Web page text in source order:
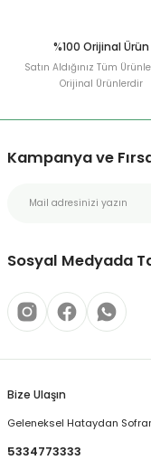
%100 Orijinal Ürün
Satın Aldığınız Tüm
Orijinal Ürünlerdir
Kampanya ve
Sosyal Medyada
Bize Ulaşın
Geleneksel Hataydan
5334773333